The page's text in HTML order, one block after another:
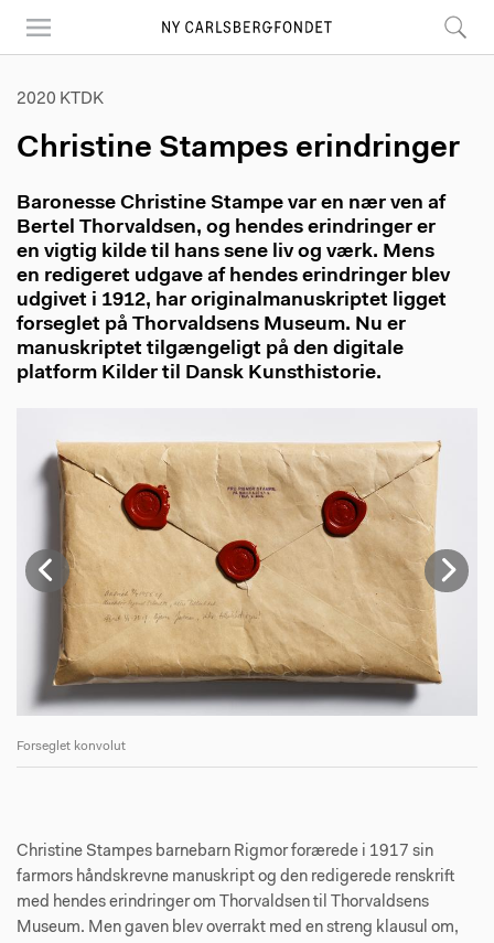
main
2020 KTDK
Christine Stampes erindringer
Baronesse Christine Stampe var en nær ven af
Bertel Thorvaldsen, og hendes erindringer er
en vigtig kilde til hans sene liv og værk. Mens
en redigeret udgave af hendes erindringer blev
udgivet i 1912, har originalmanuskriptet ligget
forseglet på Thorvaldsens Museum. Nu er
manuskriptet tilgængeligt på den digitale
platform Kilder til Dansk Kunsthistorie.
Forseglet konvolut
Christine Stampes barnebarn Rigmor forærede i 1917 sin
farmors håndskrevne manuskript og den redigerede renskrift
med hendes erindringer om Thorvaldsen til Thorvaldsens
Museum. Men gaven blev overrakt med en streng klausul om,